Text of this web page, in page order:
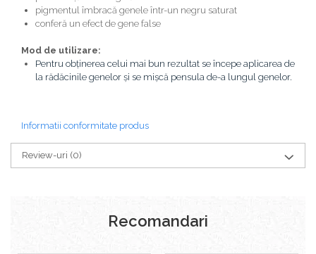
pigmentul îmbracă genele într-un negru saturat
conferă un efect de gene false
Mod de utilizare:
Pentru obținerea celui mai bun rezultat se începe aplicarea de
la rădăcinile genelor și se mișcă pensula de-a lungul genelor.
Informatii conformitate produs
Review-uri (0)
Recomandari